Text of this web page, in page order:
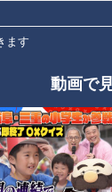
ます
動画で
。もともと文楽
うのが目標で
（４世 井上八